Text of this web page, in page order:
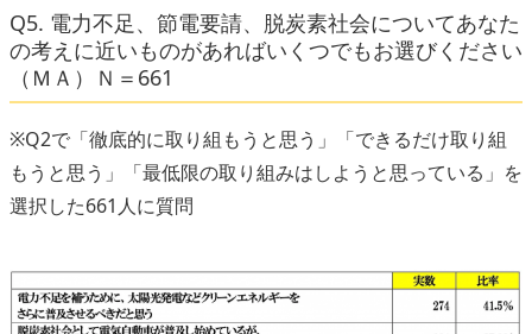
Q5. 電力不足、節電要請、脱炭素社会についてあなた
の考えに近いものがあればいくつでもお選びください
（ＭＡ）Ｎ＝661
※Q2で「徹底的に取り組もうと思う」「できるだけ取り組
もうと思う」「最低限の取り組みはしようと思っている」を
選択した661人に質問